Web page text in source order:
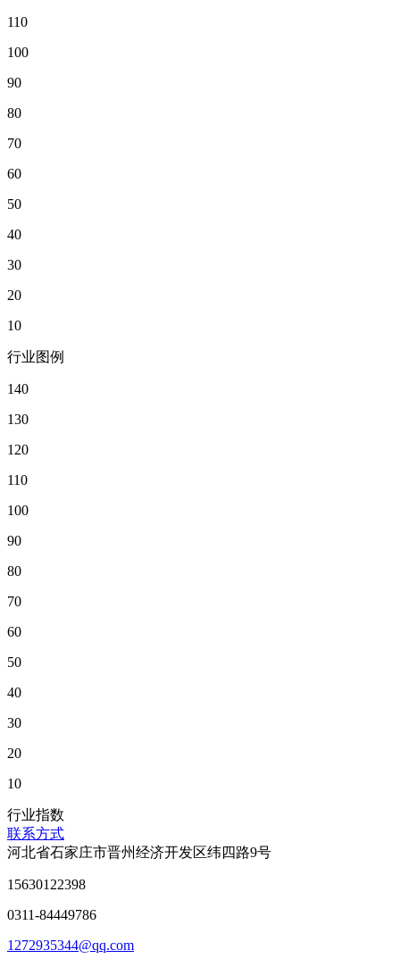
110
100
90
80
70
60
50
40
30
20
10
行业图例
140
130
120
110
100
90
80
70
60
50
40
30
20
10
行业指数
联系方式
河北省石家庄市晋州经济开发区纬四路9号
15630122398
0311-84449786
1272935344@qq.com